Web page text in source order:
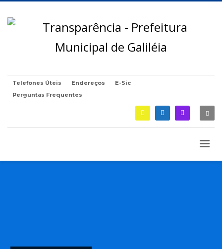
Telefones Úteis Endereços
E-Sic
Perguntas Frequentes